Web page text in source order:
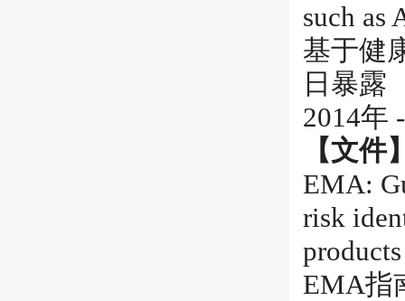
such as
基于健
日暴露
2014年
【文件
EMA:
risk
EMA指